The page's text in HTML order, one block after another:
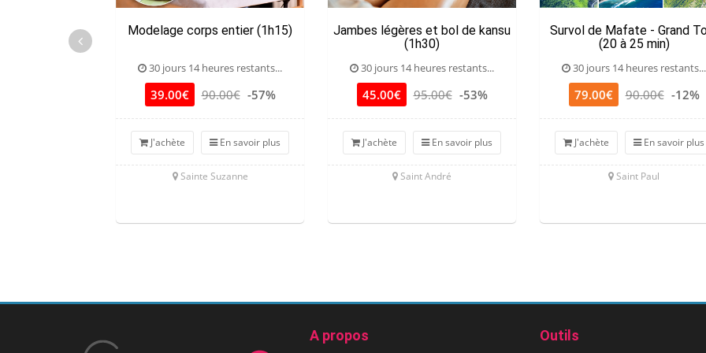
Modelage corps entier (1h15)
30 jours 14 heures restants...
39.00€ 90.00€ -57%
J'achète En savoir plus
Sainte Suzanne
Jambes légères et bol de kansu
(1h30)
30 jours 14 heures restants...
45.00€ 95.00€ -53%
J'achète En savoir plus
Saint André
Survol de Mafate - Grand
(20 à 25 min)
30 jours 14 heures restants...
79.00€ 90.00€ -12%
J'achète En savoir plus
Saint Paul
A propos Outils